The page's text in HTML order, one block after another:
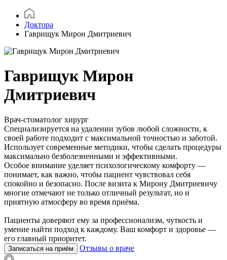
Доктора
Гаврищук Мирон Дмитриевич
Гаврищук Мирон
Дмитриевич
Врач-стоматолог хирург
Специализируется на удалении зубов любой сложности, к
своей работе подходит с максимальной точностью и заботой.
Использует современные методики, чтобы сделать процедуры
максимально безболезненными и эффективными.
Особое внимание уделяет психологическому комфорту —
понимает, как важно, чтобы пациент чувствовал себя
спокойно и безопасно. После визита к Мирону Дмитриевичу
многие отмечают не только отличный результат, но и
приятную атмосферу во время приёма.
Пациенты доверяют ему за профессионализм, чуткость и
умение найти подход к каждому. Ваш комфорт и здоровье —
его главный приоритет.
Записаться на приём Отзывы о враче